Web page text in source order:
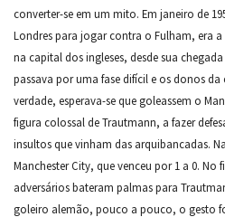
converter-se em um mito. Em janeiro de
Londres para jogar contra o Fulham, era
na capital dos ingleses, desde sua
passava por uma fase difícil e os donos
verdade, esperava-se que goleassem o
figura colossal de Trautmann, a fazer
insultos que vinham das arquibancadas.
Manchester City, que venceu por 1 a 0.
adversários bateram palmas para
goleiro alemão, pouco a pouco, o gesto